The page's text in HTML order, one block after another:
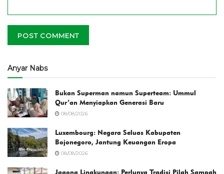
Anyar Nabs
Bukan Superman namun Superteam: Ummul
Qur’an Menyiapkan Generasi Baru
08/08/2026
Luxembourg: Negara Seluas Kabupaten
Bojonegoro, Jantung Keuangan Eropa
08/08/2026